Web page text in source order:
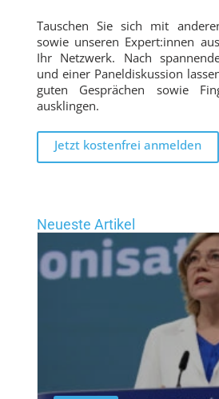
Tauschen Sie sich mit
sowie unseren Expert:innen
Ihr Netzwerk. Nach
und einer Paneldiskussion
guten Gesprächen sowie
ausklingen.
Jetzt kostenfrei anmelden
Neueste Artikel